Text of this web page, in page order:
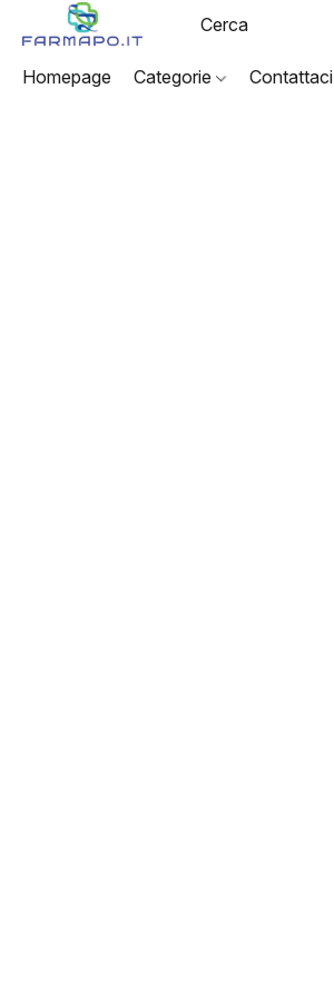
Homepage Categorie Contattaci